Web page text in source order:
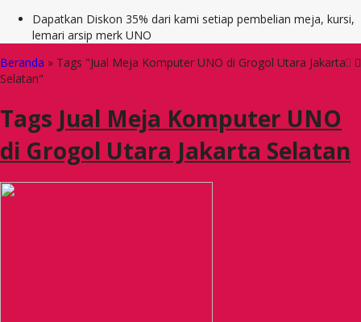
Dapatkan Diskon 35% dari kami setiap pembelian meja, kursi,
lemari arsip merk UNO
Beranda » Tags "Jual Meja Komputer UNO di Grogol Utara Jakarta
Selatan"
Tags Jual Meja Komputer UNO
di Grogol Utara Jakarta Selatan